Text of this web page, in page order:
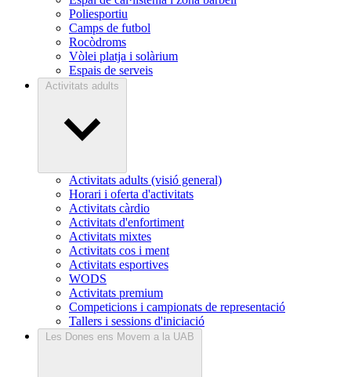
Poliesportiu
Camps de futbol
Rocòdroms
Vòlei platja i solàrium
Espais de serveis
Activitats adults
Activitats adults (visió general)
Horari i oferta d'activitats
Activitats càrdio
Activitats d'enfortiment
Activitats mixtes
Activitats cos i ment
Activitats esportives
WODS
Activitats premium
Competicions i campionats de representació
Tallers i sessions d'iniciació
Les Dones ens Movem a la UAB